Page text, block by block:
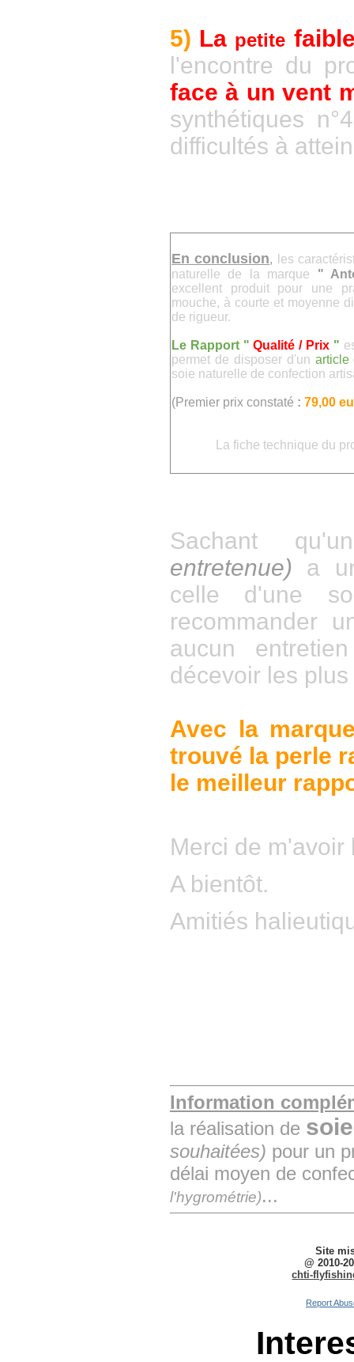
5) La petite
l'encontre du
face à un vent
synthétiques
difficultés à
En conclusion,
les
naturelle de la marque
"
excellent produit pour une
mouche, à courte et moyenne
de rigueur.
Le Rapport "Qualité / Prix "
permet de disposer d'un article
soie naturelle de confection
(Premier prix constaté : 79,00
La fiche technique du
Sachant
entretenue)
a
celle d'une
recommander
aucun
décevoir les
Avec la
trouvé la perle
le meilleur
Merci de m'avoir
A bientôt.
Amitiés
Information
la réalisation de
souhaitées) pour un
délai moyen de
l'hygrométrie)...
Site
@ 2010-
chti-
Report